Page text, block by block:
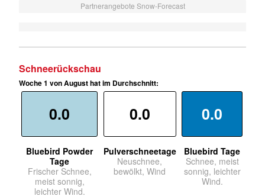
Partnerangebote Snow-Forecast
Schneerückschau
Woche 1 von August hat im Durchschnitt:
0.0
Bluebird Powder
Tage
Frischer Schnee,
meist sonnig,
leichter Wind.
0.0
Pulverschneetage
Neuschnee,
bewölkt, Wind
0.0
Bluebird Tage
Schnee, meist
sonnig, leichter
Wind.